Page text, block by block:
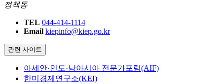
정책동
TEL 044-414-1114
Email kiepinfo@kiep.go.kr
관련 사이트
아세안·인도·남아시아 전문가포럼(AIF)
한미경제연구소(KEI)